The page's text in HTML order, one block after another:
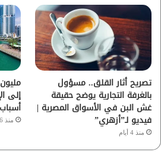
تصريح أثار القلق.. مسؤول
بالغرفة التجارية يوضح حقيقة
غش البن في الأسواق المصرية |
فيديو لـ”أزهري”
منذ 4 أيام
إلى
منذ 6 أيام